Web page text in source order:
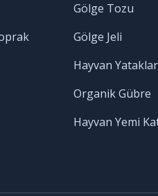
Gölge Tozu
Gölge Jeli
Hayvan
Organik Gübre
Hayvan Yemi